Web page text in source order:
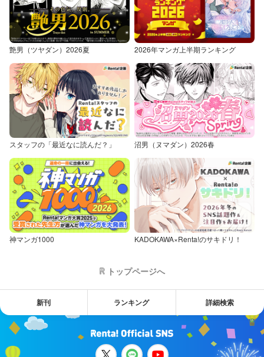
艶男（ツヤダン）2026夏 2026年マンガ上半期ランキング
スタッフの「最近なに読んだ？」 沼男（ヌマダン）2026春
神マンガ1000 KADOKAWA×Renta!のサキドリ！
トップページへ
新刊 ランキング 詳細検索